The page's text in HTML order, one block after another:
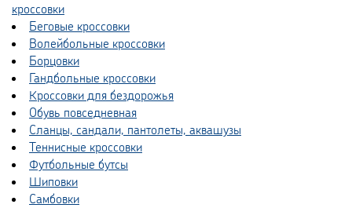
кроссовки
Беговые кроссовки
Волейбольные кроссовки
Борцовки
Гандбольные кроссовки
Кроссовки для бездорожья
Обувь повседневная
Сланцы, сандали, пантолеты, аквашузы
Теннисные кроссовки
Футбольные бутсы
Шиповки
Самбовки